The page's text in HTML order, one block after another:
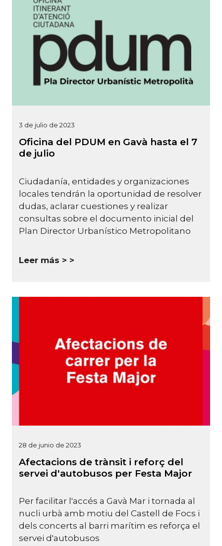
3 de julio de 2023
Oficina del PDUM en Gavà hasta el 7
de julio
Ciudadanía, entidades y organizaciones
locales tendrán la oportunidad de resolver
dudas, aclarar cuestiones y realizar
consultas sobre el documento inicial del
Plan Director Urbanístico Metropolitano
Leer más >
28 de junio de 2023
Afectacions de trànsit i reforç del
servei d'autobusos per Festa Major
Per facilitar l'accés a Gavà Mar i tornada al
nucli urbà amb motiu del Castell de Focs i
dels concerts al barri marítim es reforça el
servei d'autobusos